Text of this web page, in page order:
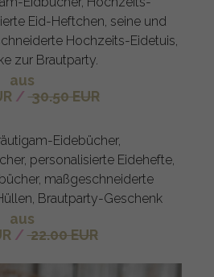
Eid-Heftchen, seine und
Hochzeits-Eidetuis,
zur Brautparty.
aus
/ 30.50 EUR
Eidebücher,
personalisierte Eidehefte,
maßgeschneiderte
Brautparty-Geschenk
aus
/ 22.00 EUR